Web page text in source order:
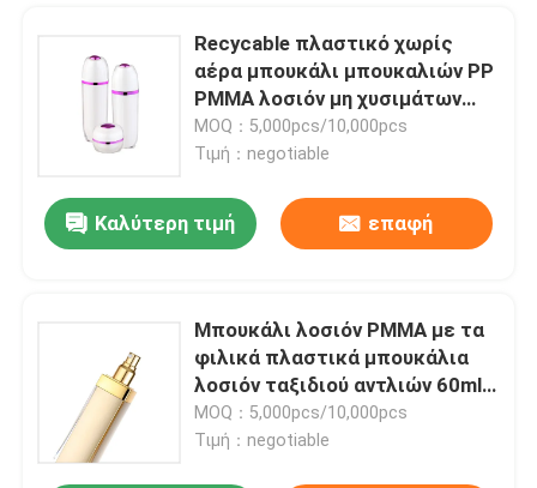
Ζητήστε ένα απόσπασμα
Καλλυντικό χωρίς αέρα μπουκάλι
καλλυντικό μπουκάλι λοσιόν
Καλλυντικό βάζο κρέμας
Recycable πλαστικό χωρίς
αέρα μπουκάλι μπουκαλιών PP
PMMA λοσιόν μη χυσιμάτων
καλλυντικό
MOQ：5,000pcs/10,000pcs
Τιμή：negotiable
Καλύτερη τιμή επαφή
Μπουκάλι λοσιόν PMMA με τα
φιλικά πλαστικά μπουκάλια
λοσιόν ταξιδιού αντλιών 60ml
120ml Eco
MOQ：5,000pcs/10,000pcs
Τιμή：negotiable